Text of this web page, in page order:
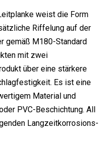
weist die Form
Riffelung auf der
gemäß M180-Standard
mit zwei
über eine stärkere
Es ist eine
Material und
PVC-Beschichtung. All
Langzeitkorrosions-